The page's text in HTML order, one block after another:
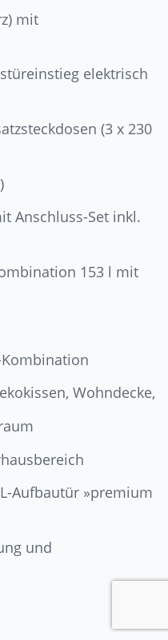
mit
elektrisch
(3 x 230
Anschluss-Set inkl.
153 l mit
Wohndecke,
Aufbautür »premium
und